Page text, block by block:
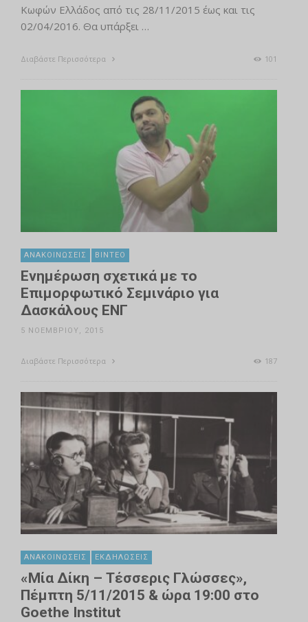
Κωφών Ελλάδος από τις 28/11/2015 έως και τις
02/04/2016. Θα υπάρξει …
Διαβάστε Περισσότερα 101
ΑΝΑΚΟΙΝΏΣΕΙΣ ΒΊΝΤΕΟ
Ενημέρωση σχετικά με το
Επιμορφωτικό Σεμινάριο για
Δασκάλους ΕΝΓ
5 ΝΟΕΜΒΡΊΟΥ, 2015
Διαβάστε Περισσότερα 187
ΑΝΑΚΟΙΝΏΣΕΙΣ ΕΚΔΗΛΏΣΕΙΣ
«Μία Δίκη – Τέσσερις Γλώσσες»,
Πέμπτη 5/11/2015 & ώρα 19:00 στο
Goethe Institut